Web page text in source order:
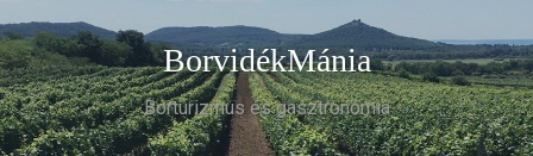
BorvidékMánia
Borturizmus és gasztronómia